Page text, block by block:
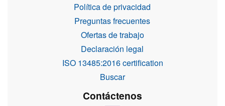
Política de privacidad
Preguntas frecuentes
Ofertas de trabajo
Declaración legal
ISO 13485:2016 certification
Buscar
Contáctenos